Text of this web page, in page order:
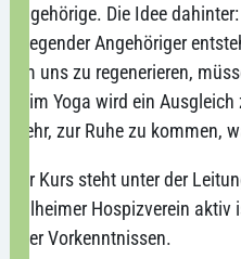
Angehörige. Die Idee
pflegender Angehöriger
Um uns zu regenerieren,
Beim Yoga wird ein
mehr, zur Ruhe zu
Der Kurs steht unter der
Pulheimer Hospizverein
oder Vorkenntnissen.